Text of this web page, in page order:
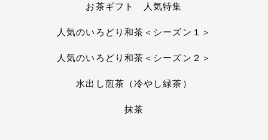
お茶ギフト 人気特集
人気のいろどり和茶＜シーズン１＞
人気のいろどり和茶＜シーズン２＞
水出し煎茶（冷やし緑茶）
抹茶